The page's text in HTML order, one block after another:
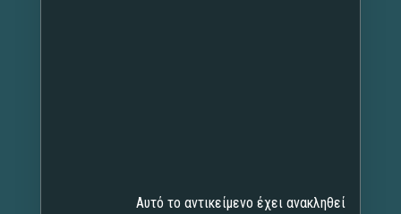
Αυτό το αντικείμενο έχει ανακληθεί